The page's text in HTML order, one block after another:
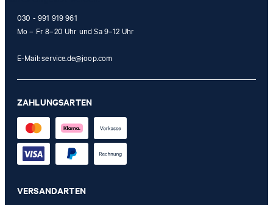
030 - 991 919 961
Mo – Fr 8–20 Uhr und Sa 9–12 Uhr
E-Mail:service.de@joop.com
ZAHLUNGSARTEN
VERSANDARTEN